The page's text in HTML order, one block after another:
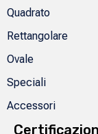
Quadrato
Rettangolare
Ovale
Speciali
Accessori